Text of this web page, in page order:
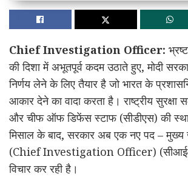
Chief Investigation Officer:
की दिशा में अभूतपूर्व कदम उठाते हुए, मोदी
निर्णय लेने के लिए तैयार है जो भारत के
आकार देने का वादा करता है। राष्ट्रीय सुरक्षा
और चीफ ऑफ डिफेंस स्टाफ (सीडीएस) की
मिसाल के बाद, सरकार अब एक नए पद – मुख्य
(Chief Investigation Officer)
विचार कर रही है।